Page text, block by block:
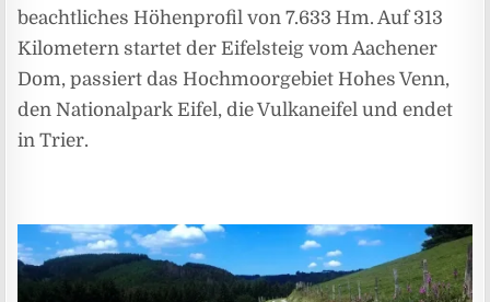
beachtliches Höhenprofil von 7.633 Hm. Auf 313
Kilometern startet der Eifelsteig vom Aachener
Dom, passiert das Hochmoorgebiet Hohes Venn,
den Nationalpark Eifel, die Vulkaneifel und endet
in Trier.